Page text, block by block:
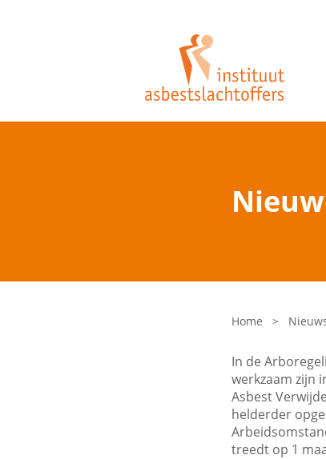
Home >
In de
werkzaam zijn
Asbest
helderder
treedt op 1